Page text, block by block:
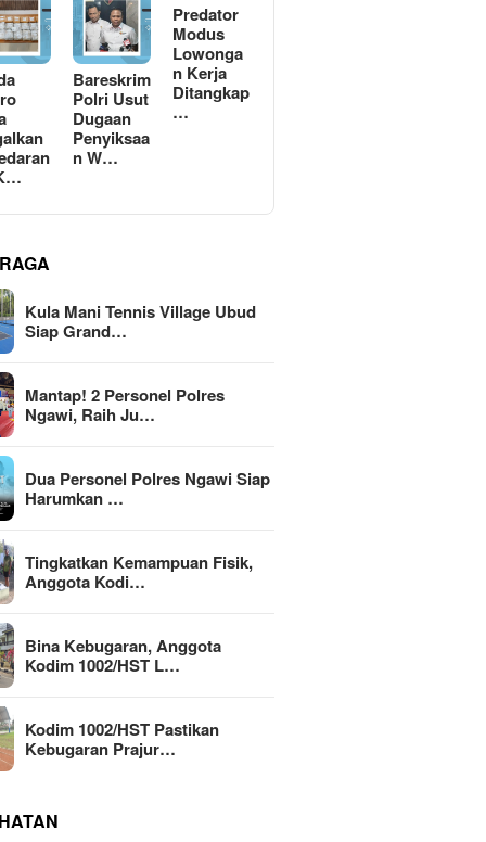
Bareskrim
Polri Usut
Dugaan
Penyiksaa
n W…
Predator
Modus
Lowonga
n Kerja
Ditangkap
…
Kula Mani Tennis Village Ubud
Siap Grand…
Mantap! 2 Personel Polres
Ngawi, Raih Ju…
Dua Personel Polres Ngawi Siap
Harumkan …
Tingkatkan Kemampuan Fisik,
Anggota Kodi…
Bina Kebugaran, Anggota
Kodim 1002/HST L…
Kodim 1002/HST Pastikan
Kebugaran Prajur…